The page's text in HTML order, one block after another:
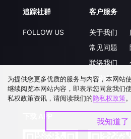
追踪社群
FOLLOW US
客户服务
关于我们
常见问题
联络我们
升级VIP
为提供您更多优质的服务与内容，本网站
继续阅览本网站内容，即表示您同意我们
私权政策资讯，请阅读我们的隐私权政策。
我知道了